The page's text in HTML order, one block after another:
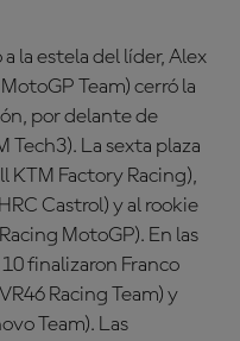
la estela del líder, Alex
Team) cerró la
por delante de
Tech3). La sexta plaza
KTM Factory Racing),
Castrol) y al rookie
MotoGP). En las
finalizaron Franco
Racing Team) y
Team). Las